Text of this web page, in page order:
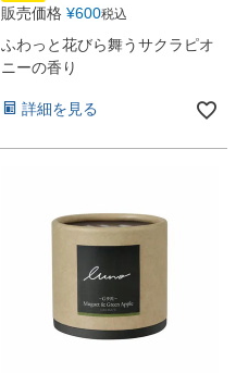
販売価格 ¥600税込
ふわっと花びら舞うサクラピオ
ニーの香り
詳細を見る